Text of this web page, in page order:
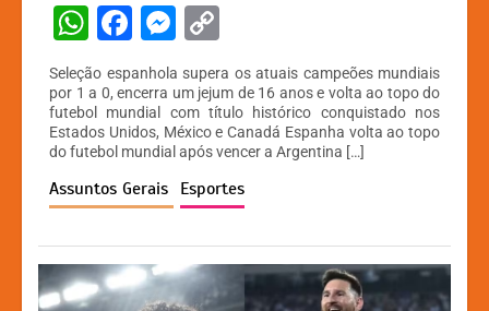
W
h
at
s
A
p
F
a
c
e
b
o
k
M
s
s
e
n
er
p
y
Li
n
Seleção espanhola supera os atuais campeões mundiais
por 1 a 0, encerra um jejum de 16 anos e volta ao topo do
futebol mundial com título histórico conquistado nos
Estados Unidos, México e Canadá Espanha volta ao topo
do futebol mundial após vencer a Argentina […]
Assuntos Gerais Esportes